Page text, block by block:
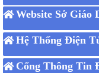
Website Sở Giáo
Hệ Thống Điện
Cổng Thông Tin